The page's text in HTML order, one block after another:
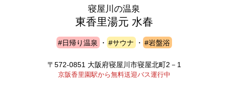
寝屋川の温泉
東香里湯元 水春
#日帰り温泉 ・ #サウナ ・ #岩盤浴
〒572-0851 大阪府寝屋川市寝屋北町2－1
京阪香里園駅から無料送迎バス運行中